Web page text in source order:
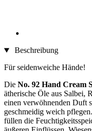
Beschreibung
Für seidenweiche Hände!
Die No. 92 Hand Cream
ätherische Öle aus Salbei,
einen verwöhnenden Duft
geschmeidig weich
füllen die